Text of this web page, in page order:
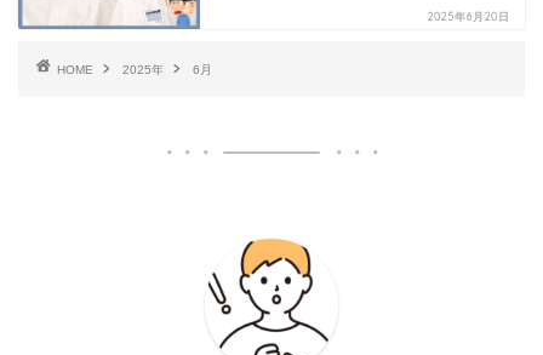
2025年6月20日
HOME 2025年 6月